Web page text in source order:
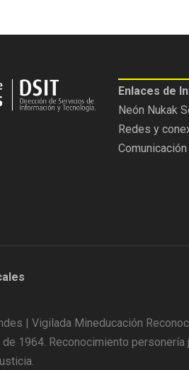
Enlaces de
Neón Nukak
Redes y
| Vigilada Mineducación
1964. Reconocimiento